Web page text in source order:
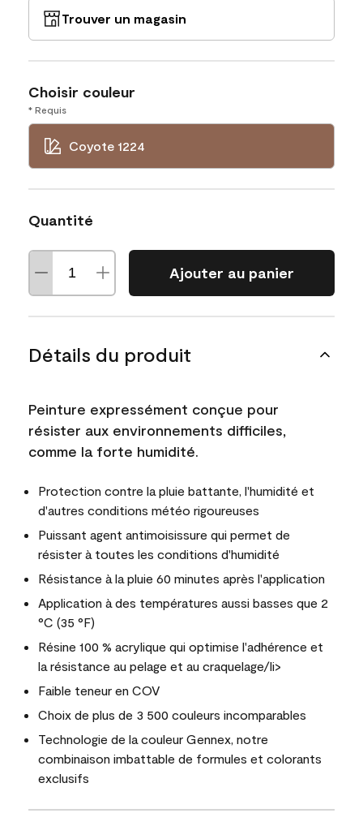
Trouver un magasin
Choisir couleur
* Requis
Coyote 1224
Quantité
Ajouter au panier
Détails du produit
Peinture expressément conçue pour
résister aux environnements difficiles,
comme la forte humidité.
Protection contre la pluie battante, l'humidité et
d'autres conditions météo rigoureuses
Puissant agent antimoisissure qui permet de
résister à toutes les conditions d'humidité
Résistance à la pluie 60 minutes après l'application
Application à des températures aussi basses que 2
°C (35 °F)
Résine 100 % acrylique qui optimise l'adhérence et
la résistance au pelage et au craquelage/li>
Faible teneur en COV
Choix de plus de 3 500 couleurs incomparables
Technologie de la couleur Gennex, notre
combinaison imbattable de formules et colorants
exclusifs